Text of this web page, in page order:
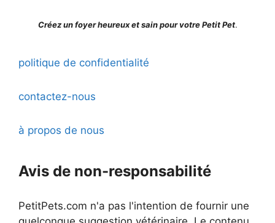
Créez un foyer heureux et sain pour votre Petit Pet.
politique de confidentialité
contactez-nous
à propos de nous
Avis de non-responsabilité
PetitPets.com n'a pas l'intention de fournir une